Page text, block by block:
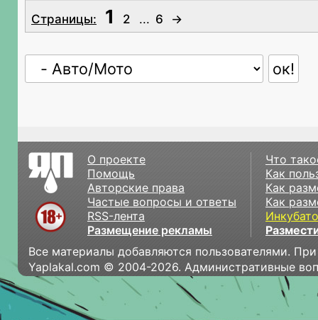
Страницы: 1 2 ... 6 →
О проекте
Помощь
Авторские права
Частые вопросы и ответы
RSS-лента
Размещение рекламы
Что
Как
Как
Как
Все материалы добавляются пользователями.
Yaplakal.com © 2004-2026. Административные